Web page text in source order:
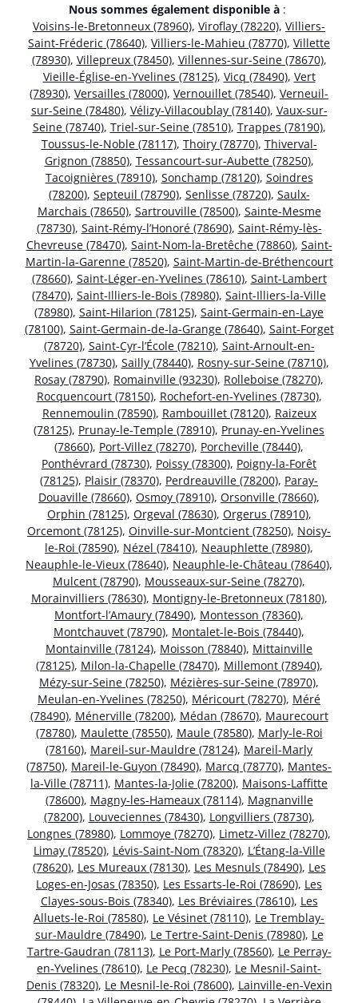
Nous sommes également disponible à :
Voisins-le-Bretonneux (78960), Viroflay (78220), Villiers-
Saint-Fréderic (78640), Villiers-le-Mahieu (78770), Villette
(78930), Villepreux (78450), Villennes-sur-Seine (78670),
Vieille-Église-en-Yvelines (78125), Vicq (78490), Vert
(78930), Versailles (78000), Vernouillet (78540), Verneuil-
sur-Seine (78480), Vélizy-Villacoublay (78140), Vaux-sur-
Seine (78740), Triel-sur-Seine (78510), Trappes (78190),
Toussus-le-Noble (78117), Thoiry (78770), Thiverval-
Grignon (78850), Tessancourt-sur-Aubette (78250),
Tacoignières (78910), Sonchamp (78120), Soindres
(78200), Septeuil (78790), Senlisse (78720), Saulx-
Marchais (78650), Sartrouville (78500), Sainte-Mesme
(78730), Saint-Rémy-l’Honoré (78690), Saint-Rémy-lès-
Chevreuse (78470), Saint-Nom-la-Bretêche (78860), Saint-
Martin-la-Garenne (78520), Saint-Martin-de-Bréthencourt
(78660), Saint-Léger-en-Yvelines (78610), Saint-Lambert
(78470), Saint-Illiers-le-Bois (78980), Saint-Illiers-la-Ville
(78980), Saint-Hilarion (78125), Saint-Germain-en-Laye
(78100), Saint-Germain-de-la-Grange (78640), Saint-Forget
(78720), Saint-Cyr-l’École (78210), Saint-Arnoult-en-
Yvelines (78730), Sailly (78440), Rosny-sur-Seine (78710),
Rosay (78790), Romainville (93230), Rolleboise (78270),
Rocquencourt (78150), Rochefort-en-Yvelines (78730),
Rennemoulin (78590), Rambouillet (78120), Raizeux
(78125), Prunay-le-Temple (78910), Prunay-en-Yvelines
(78660), Port-Villez (78270), Porcheville (78440),
Ponthévrard (78730), Poissy (78300), Poigny-la-Forêt
(78125), Plaisir (78370), Perdreauville (78200), Paray-
Douaville (78660), Osmoy (78910), Orsonville (78660),
Orphin (78125), Orgeval (78630), Orgerus (78910),
Orcemont (78125), Oinville-sur-Montcient (78250), Noisy-
le-Roi (78590), Nézel (78410), Neauphlette (78980),
Neauphle-le-Vieux (78640), Neauphle-le-Château (78640),
Mulcent (78790), Mousseaux-sur-Seine (78270),
Morainvilliers (78630), Montigny-le-Bretonneux (78180),
Montfort-l’Amaury (78490), Montesson (78360),
Montchauvet (78790), Montalet-le-Bois (78440),
Montainville (78124), Moisson (78840), Mittainville
(78125), Milon-la-Chapelle (78470), Millemont (78940),
Mézy-sur-Seine (78250), Mézières-sur-Seine (78970),
Meulan-en-Yvelines (78250), Méricourt (78270), Méré
(78490), Ménerville (78200), Médan (78670), Maurecourt
(78780), Maulette (78550), Maule (78580), Marly-le-Roi
(78160), Mareil-sur-Mauldre (78124), Mareil-Marly
(78750), Mareil-le-Guyon (78490), Marcq (78770), Mantes-
la-Ville (78711), Mantes-la-Jolie (78200), Maisons-Laffitte
(78600), Magny-les-Hameaux (78114), Magnanville
(78200), Louveciennes (78430), Longvilliers (78730),
Longnes (78980), Lommoye (78270), Limetz-Villez (78270),
Limay (78520), Lévis-Saint-Nom (78320), L’Étang-la-Ville
(78620), Les Mureaux (78130), Les Mesnuls (78490), Les
Loges-en-Josas (78350), Les Essarts-le-Roi (78690), Les
Clayes-sous-Bois (78340), Les Bréviaires (78610), Les
Alluets-le-Roi (78580), Le Vésinet (78110), Le Tremblay-
sur-Mauldre (78490), Le Tertre-Saint-Denis (78980), Le
Tartre-Gaudran (78113), Le Port-Marly (78560), Le Perray-
en-Yvelines (78610), Le Pecq (78230), Le Mesnil-Saint-
Denis (78320), Le Mesnil-le-Roi (78600), Lainville-en-Vexin